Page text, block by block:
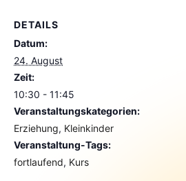
DETAILS
Datum:
24. August
Zeit:
10:30 - 11:45
Veranstaltungskategorien:
Erziehung, Kleinkinder
Veranstaltung-Tags:
fortlaufend, Kurs